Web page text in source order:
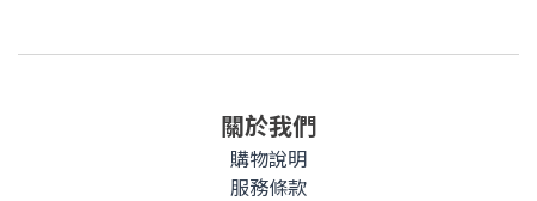
關於我們
購物說明
服務條款